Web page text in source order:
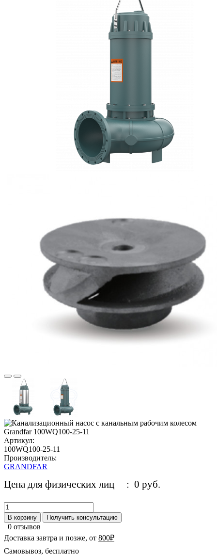
Артикул:
100WQ100-25-11
Производитель:
GRANDFAR
Цена для физических лиц : 0 руб.
В корзину Получить консультацию
0 отзывов
Доставка завтра и позже, от 800₽
Самовывоз, бесплатно